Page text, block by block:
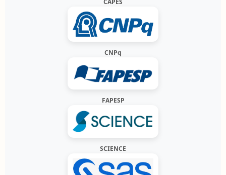
CAPES
CNPq
FAPESP
SCIENCE